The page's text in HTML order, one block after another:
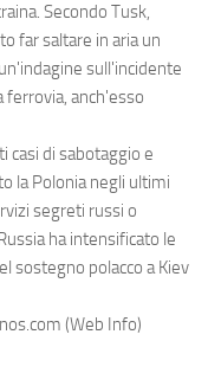
Secondo Tusk,
far saltare in aria un
sull'incidente
anch'esso
casi di sabotaggio e
la Polonia negli ultimi
segreti russi o
ha intensificato le
sostegno polacco a Kiev
(Web Info)